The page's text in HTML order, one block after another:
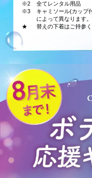
※2
全てレンタル用品
※3
キャミソール(カップ
によって異なります。
★
替えの下着はご持参く